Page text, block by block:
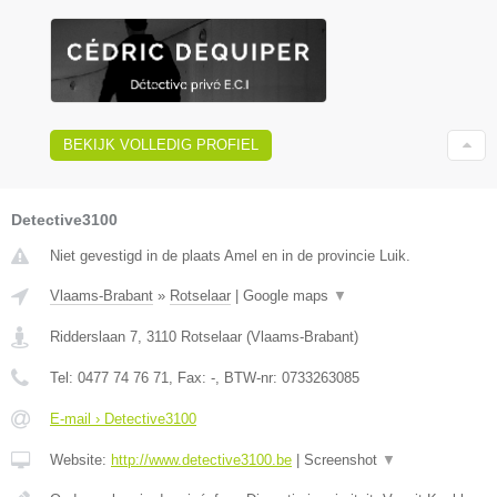
BEKIJK VOLLEDIG PROFIEL
Detective3100
Niet gevestigd in de plaats Amel en in de provincie Luik.
Vlaams-Brabant » Rotselaar Google maps ▼
Ridderslaan 7, 3110 Rotselaar (Vlaams-Brabant)
Tel: 0477 74 76 71, Fax: -, BTW-nr: 0733263085
E-mail › Detective3100
Website: http://www.detective3100.be Screenshot ▼